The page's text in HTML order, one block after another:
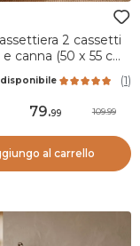
2 cassetti
canna (50 x 55 cm)
(1)
79.99 109.99
al carrello